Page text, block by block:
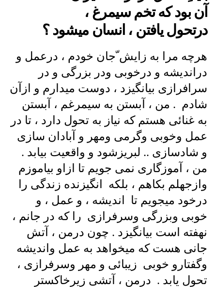
آن بود که تخم سیمرغ ،
درتحول یافتن ، انسان میشود ؟
هرچه مرا به زایش ّجان خودم ، درعمل و
دراندیشه و درخوبی ودر بزرگی و در
سرافرازی بیانگیزد ، دوست میدارم و ازآن
شادم . من ، آبستن به سیمرغم ، آبستن
به غنائی هستم که نیاز به تحول دارد ، تا در
عمل وخوبی وگرمی ومهر و آبادان سازی
و شادسازی .. لبریزشود و واقعیت بیابد .
من ، آموزگاری نمی جویم تا ازاو بیاموزم
وازجهلم بکاهم ، بلکه انگیزنده زندگی را
درخود میجویم تا اندیشه ، و عمل ، و
خوبی وبزرگی وسرفرازی را که در جانم ،
نهفته است بیانگیزد . چون درمن ، آتش
جانی هست که میخواهد به عمل واندیشه
وگفتارو خوبی زیبائی و مهر وسرفرازی ،
تحول یابد . درمن ، آتشی زیرخاکستر